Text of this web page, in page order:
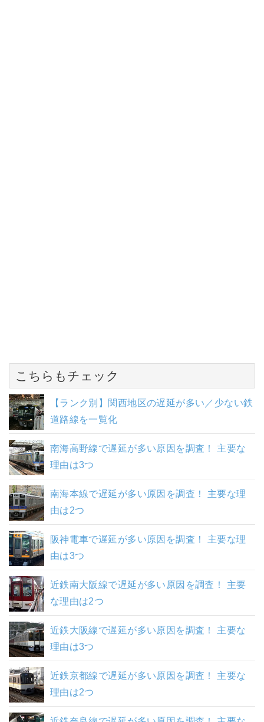
こちらもチェック
【ランク別】関西地区の遅延が多い／少ない鉄
道路線を一覧化
南海高野線で遅延が多い原因を調査！ 主要な
理由は3つ
南海本線で遅延が多い原因を調査！ 主要な理
由は2つ
阪神電車で遅延が多い原因を調査！ 主要な理
由は3つ
近鉄南大阪線で遅延が多い原因を調査！ 主要
な理由は2つ
近鉄大阪線で遅延が多い原因を調査！ 主要な
理由は3つ
近鉄京都線で遅延が多い原因を調査！ 主要な
理由は2つ